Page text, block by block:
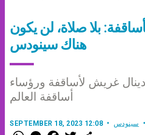
بلا صلاة، لن يكون
هناك سينودس
غريش لأساقفة ورؤساء
أساقفة العالم
SEPTEMBER 18, 2023 12:08 سينودس
W M F T